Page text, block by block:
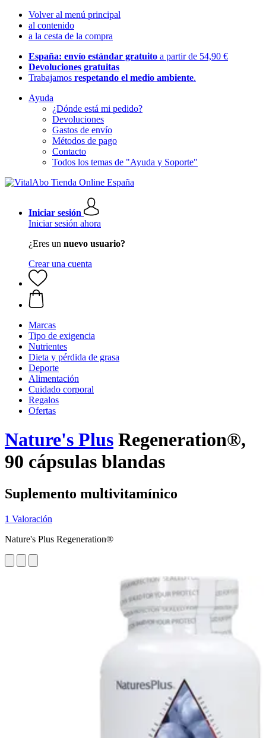
Volver al menú principal
al contenido
a la cesta de la compra
España: envío estándar gratuito a partir de 54,90 €
Devoluciones gratuitas
Trabajamos respetando el medio ambiente.
Ayuda
¿Dónde está mi pedido?
Devoluciones
Gastos de envío
Métodos de pago
Contacto
Todos los temas de "Ayuda y Soporte"
Iniciar sesión
Iniciar sesión ahora
¿Eres un nuevo usuario?
Crear una cuenta
Marcas
Tipo de exigencia
Nutrientes
Dieta y pérdida de grasa
Deporte
Alimentación
Cuidado corporal
Regalos
Ofertas
Nature's Plus Regeneration®,
90 cápsulas blandas
Suplemento multivitamínico
1 Valoración
Nature's Plus Regeneration®